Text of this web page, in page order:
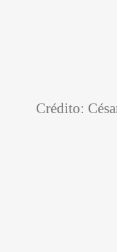
Crédito: